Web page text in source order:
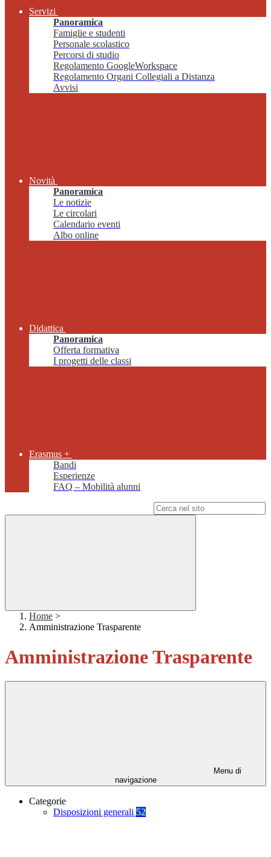
Servizi
Panoramica
Famiglie e studenti
Personale scolastico
Percorsi di studio
Regolamento GoogleWorkspace
Regolamento Organi Collegiali a Distanza
Avvisi
Novità
Panoramica
Le notizie
Le circolari
Calendario eventi
Albo online
Didattica
Panoramica
Offerta formativa
I progetti delle classi
Erasmus +
Bandi
Esperienze
FAQ – Mobilità alunni
Home >
Amministrazione Trasparente
Amministrazione Trasparente
Menu di
navigazione
Categorie
Disposizioni generali 52